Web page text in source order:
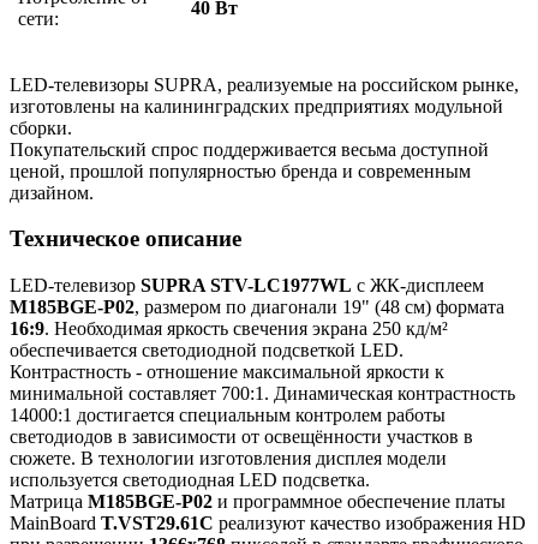
сети:
40 Вт
LED-телевизоры SUPRA, реализуемые на российском рынке,
изготовлены на калининградских предприятиях модульной
сборки.
Покупательский спрос поддерживается весьма доступной
ценой, прошлой популярностью бренда и современным
дизайном.
Техническое описание
LED-телевизор SUPRA STV-LC1977WL с ЖК-дисплеем
M185BGE-P02, размером по диагонали 19" (48 см) формата
16:9. Необходимая яркость свечения экрана 250 кд/м²
обеспечивается светодиодной подсветкой LED.
Контрастность - отношение максимальной яркости к
минимальной составляет 700:1. Динамическая контрастность
14000:1 достигается специальным контролем работы
светодиодов в зависимости от освещённости участков в
сюжете. В технологии изготовления дисплея модели
используется светодиодная LED подсветка.
Матрица M185BGE-P02 и программное обеспечение платы
MainBoard T.VST29.61C реализуют качество изображения HD